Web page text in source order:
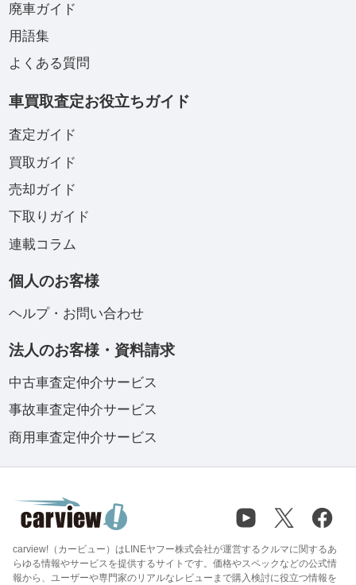
廃車ガイド
用語集
よくある質問
車買取査定お役立ちガイド
査定ガイド
買取ガイド
売却ガイド
下取りガイド
連載コラム
個人のお客様
ヘルプ・お問い合わせ
法人のお客様・資料請求
中古車査定仲介サービス
事故車査定仲介サービス
商用車査定仲介サービス
carview!（カービュー）はLINEヤフー株式会社が運営するクルマに関するあ
らゆる情報やサービスを提供するサイトです。価格やスペックなどの公式情
報から、ユーザーや専門家のリアルなレビューまで購入検討に役立つ情報を